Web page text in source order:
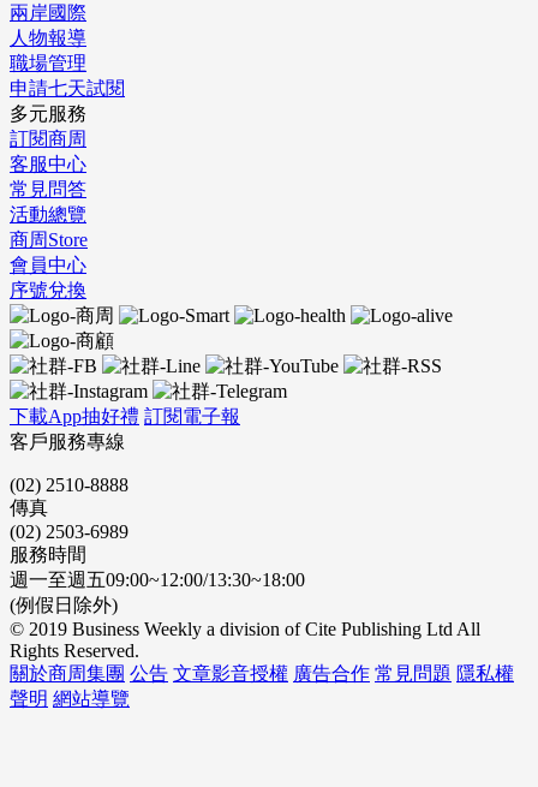
兩岸國際
人物報導
職場管理
申請七天試閱
多元服務
訂閱商周
客服中心
常見問答
活動總覽
商周Store
會員中心
序號兌換
下載App抽好禮 訂閱電子報
客戶服務專線
(02) 2510-8888
傳真
(02) 2503-6989
服務時間
週一至週五09:00~12:00/13:30~18:00
(例假日除外)
© 2019 Business Weekly a division of Cite Publishing Ltd All
Rights Reserved.
關於商周集團 公告 文章影音授權 廣告合作 常見問題 隱私權
聲明 網站導覽